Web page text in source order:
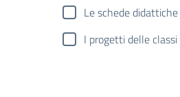
Le schede didattiche
I progetti delle classi